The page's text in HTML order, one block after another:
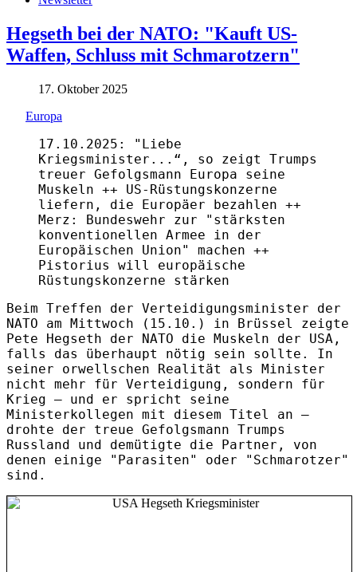
Hegseth bei der NATO: "Kauft US-
Waffen, Schluss mit Schmarotzern"
17. Oktober 2025
Europa
17.10.2025: "Liebe
Kriegsminister...“, so zeigt Trumps
treuer Gefolgsmann Europa seine
Muskeln ++ US-Rüstungskonzerne
liefern, die Europäer bezahlen ++
Merz: Bundeswehr zur "stärksten
konventionellen Armee in der
Europäischen Union" machen ++
Pistorius will europäische
Rüstungskonzerne stärken
Beim Treffen der Verteidigungsminister der
NATO am Mittwoch (15.10.) in Brüssel zeigte
Pete Hegseth der NATO die Muskeln der USA,
falls das überhaupt nötig sein sollte. In
seiner orwellschen Realität als Minister
nicht mehr für Verteidigung, sondern für
Krieg – und er spricht seine
Ministerkollegen mit diesem Titel an –
drohte der treue Gefolgsmann Trumps
Russland und demütigte die Partner, von
denen einige "Parasiten" oder "Schmarotzer"
sind.